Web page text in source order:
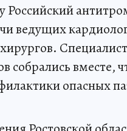
Российский
ведущих
вместе,
опасных